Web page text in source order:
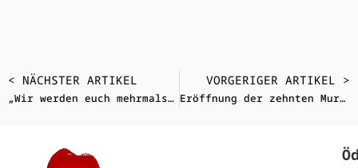
< NÄCHSTER ARTIKEL
„Wir werden euch mehrmals überraschen!“
VORGERIGER ARTIKEL >
Eröffnung der zehnten Murnauer Horváth-Tage 2025